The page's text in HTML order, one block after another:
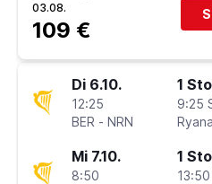
03.08.
109 €
Di 6.10.
12:25
BER - NRN
1
9:25
Mi 7.10.
8:50
1